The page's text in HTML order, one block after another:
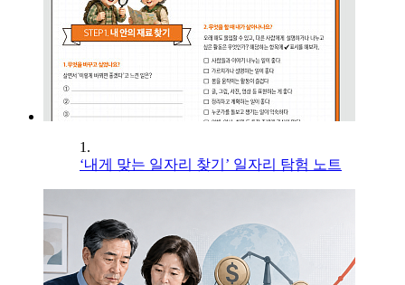
1.
‘내게 맞는 일자리 찾기’ 일자리 탐험 노트